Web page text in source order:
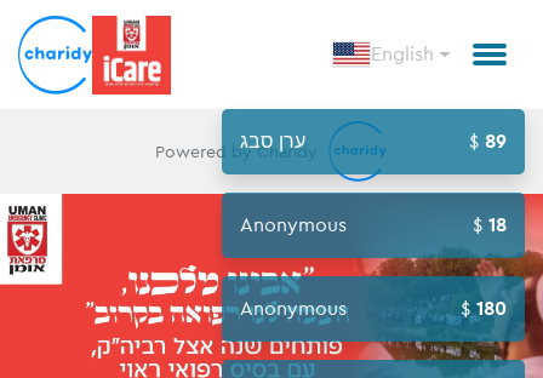
English
Powered by Charidy
ערן סבג 89
Anonymous 18
Anonymous 180